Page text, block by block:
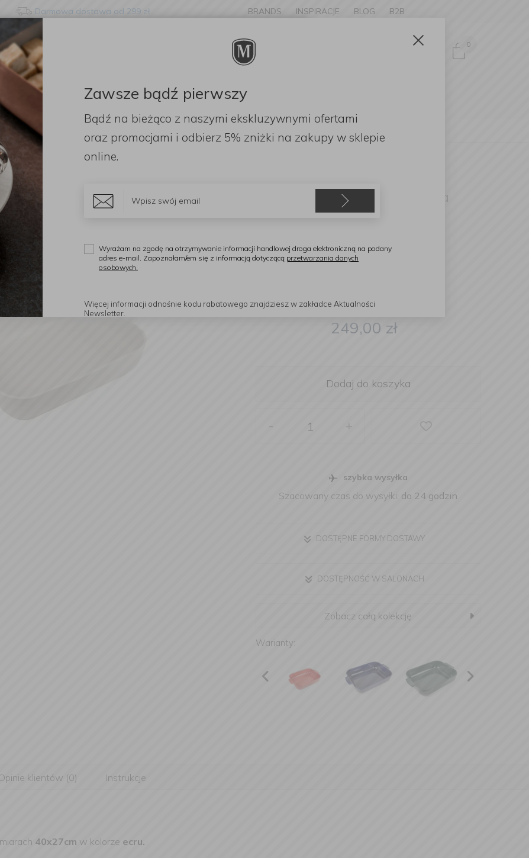
Darmowa dostawa od 299 zł BRANDS INSPIRACJE BLOG B2B
0
ZAPACHY DODATKI OGRÓD
do zapiekania
Naczynie ceramiczne Appolia
40x27cm Ecru
249,00 zł
Dodaj do koszyka
-
szybka wysyłka
Szacowany czas do wysyłki: do 24 godzin
DOSTĘPNE FORMY DOSTAWY
DOSTĘPNOŚĆ W SALONACH
Zobacz całą kolekcję
Warianty:
klientów (0) Instrukcje
40x27cm w kolorze ecru.
language?
that your browser language is not Polish. Would you like to
the English version of our website?
Stay here Switch to English
Zawsze bądź pierwszy
Bądź na bieżąco z naszymi ekskluzywnymi ofertami
oraz promocjami i odbierz 5% zniżki na zakupy w sklepie
online.
Wyrażam na zgodę na otrzymywanie informacji handlowej droga elektroniczną na podany
adres e-mail. Zapoznałam/em się z informacją dotyczącą przetwarzania danych
osobowych.
Więcej informacji odnośnie kodu rabatowego znajdziesz w zakładce Aktualności
Newsletter.